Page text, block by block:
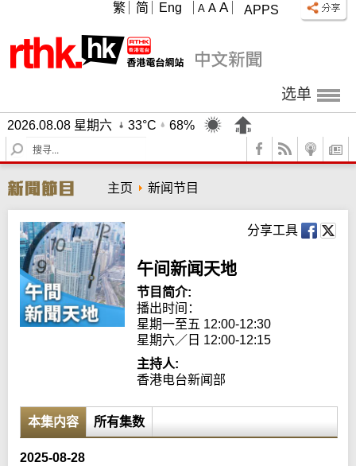
APPS
A A A
繁 简 Eng
选单
2026.08.08 星期六 33°C
68%
S
e
r
c
h
主页 新闻节目
分享工具
午间新闻天地
节目简介:
播出时间：
星期一至五 12:00-12:30
星期六／日 12:00-12:15
主持人:
香港电台新闻部
本集内容 所有集数
2025-08-28